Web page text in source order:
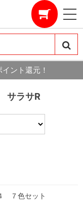
ント還元！
サラサR
７色セット